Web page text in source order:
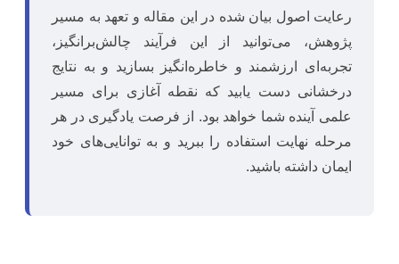
رعایت اصول بیان شده در این مقاله و تعهد به مسیر
پژوهش، می‌توانید از این فرآیند چالش‌برانگیز،
تجربه‌ای ارزشمند و خاطره‌انگیز بسازید و به نتایج
درخشانی دست یابید که نقطه آغازی برای مسیر
علمی آینده شما خواهد بود. از فرصت یادگیری در هر
مرحله نهایت استفاده را ببرید و به توانایی‌های خود
ایمان داشته باشید.